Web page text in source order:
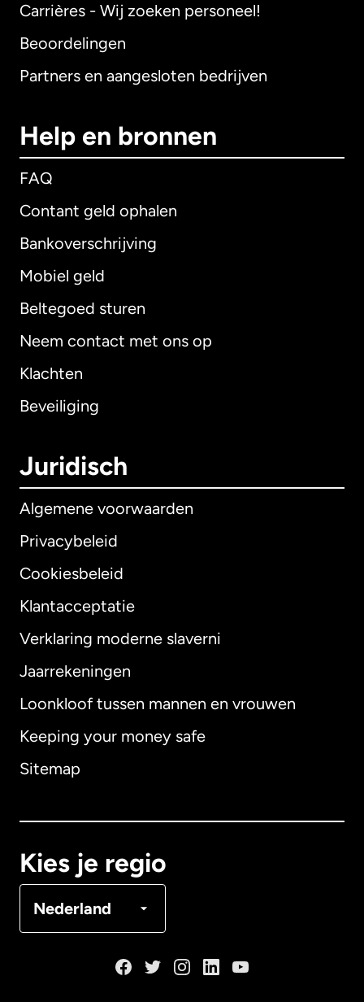
Carrières - Wij zoeken personeel!
Beoordelingen
Partners en aangesloten bedrijven
Help en bronnen
FAQ
Contant geld ophalen
Bankoverschrijving
Mobiel geld
Beltegoed sturen
Neem contact met ons op
Klachten
Beveiliging
Juridisch
Algemene voorwaarden
Privacybeleid
Cookiesbeleid
Klantacceptatie
Verklaring moderne slaverni
Jaarrekeningen
Loonkloof tussen mannen en vrouwen
Keeping your money safe
Sitemap
Kies je regio
Nederland
Internationaal English
Australië